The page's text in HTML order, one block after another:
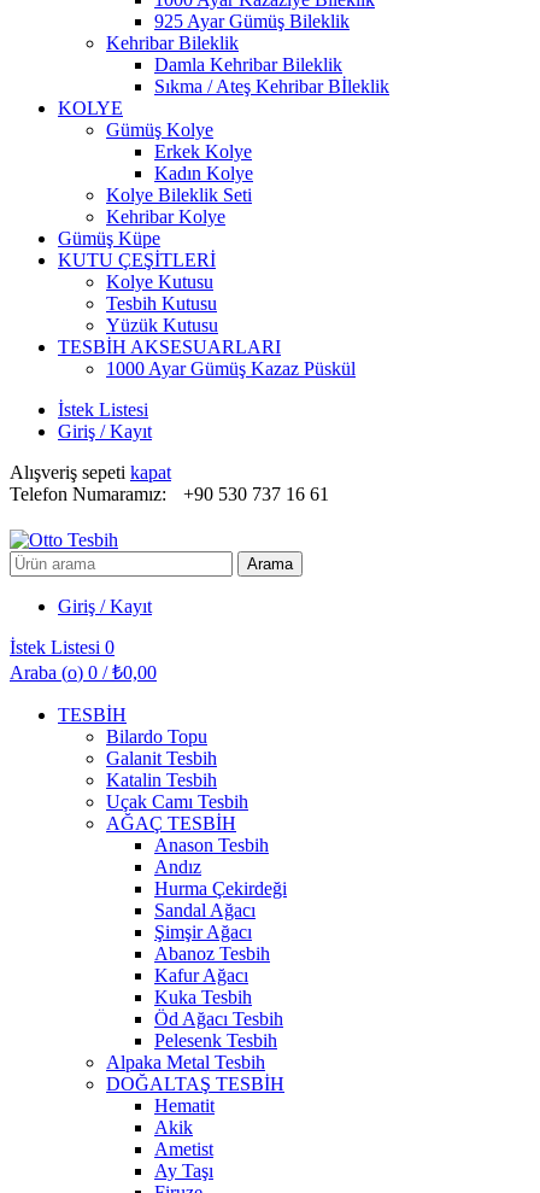
925 Ayar Gümüş Bileklik
Kehribar Bileklik
Damla Kehribar Bileklik
Sıkma / Ateş Kehribar Bİleklik
KOLYE
Gümüş Kolye
Erkek Kolye
Kadın Kolye
Kolye Bileklik Seti
Kehribar Kolye
Gümüş Küpe
KUTU ÇEŞİTLERİ
Kolye Kutusu
Tesbih Kutusu
Yüzük Kutusu
TESBİH AKSESUARLARI
1000 Ayar Gümüş Kazaz Püskül
İstek Listesi
Giriş / Kayıt
Alışveriş sepeti kapat
Telefon Numaramız:
+90 530 737 16 61
Arayın: Arama
Giriş / Kayıt
İstek Listesi 0
Araba (o) 0 / ₺0,00
TESBİH
Bilardo Topu
Galanit Tesbih
Katalin Tesbih
Uçak Camı Tesbih
AĞAÇ TESBİH
Anason Tesbih
Andız
Hurma Çekirdeği
Sandal Ağacı
Şimşir Ağacı
Abanoz Tesbih
Kafur Ağacı
Kuka Tesbih
Öd Ağacı Tesbih
Pelesenk Tesbih
Alpaka Metal Tesbih
DOĞALTAŞ TESBİH
Hematit
Akik
Ametist
Ay Taşı